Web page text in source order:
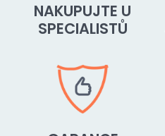
NAKUPUJTE U
SPECIALISTŮ